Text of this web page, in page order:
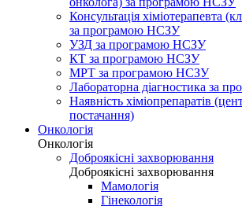
Консультація хіміотерапевта
за програмою НСЗУ
УЗД за програмою НСЗУ
КТ за програмою НСЗУ
МРТ за програмою НСЗУ
Лабораторна діагностика за
Наявність хіміопрепаратів
постачання)
Онкологія
Онкологія
Доброякісні захворювання
Доброякісні захворювання
Мамологія
Гінекологія